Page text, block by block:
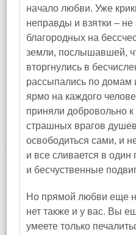
начало любви. Уже
неправды и взятки – не
благородных на
земли, послышавшей,
вторгнулись в
рассыпались по домам
ярмо на каждого
приняли добровольно
страшных врагов
освободиться сами, и
и все сливается в
и бесчуственные
Но прямой любви еще
нет также и у вас. Вы
умеете только